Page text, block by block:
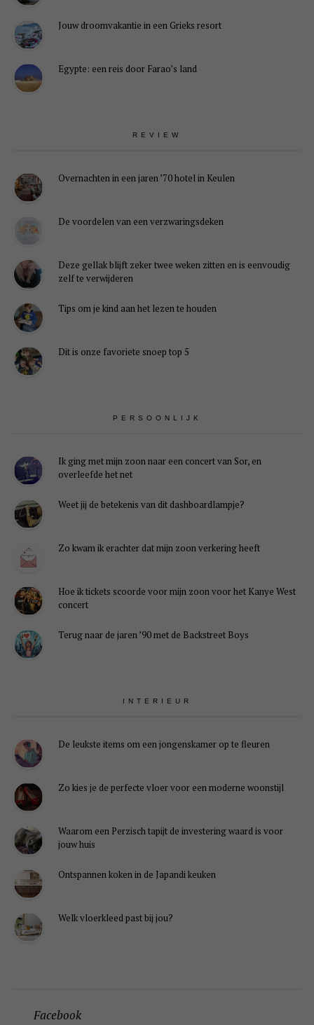
Jouw droomvakantie in een Grieks resort
Egypte: een reis door Farao’s land
REVIEW
Overnachten in een jaren ’70 hotel in Keulen
De voordelen van een verzwaringsdeken
Deze gellak blijft zeker twee weken zitten en is eenvoudig
zelf te verwijderen
Tips om je kind aan het lezen te houden
Dit is onze favoriete snoep top 5
PERSOONLIJK
Ik ging met mijn zoon naar een concert van Sor, en
overleefde het net
Weet jij de betekenis van dit dashboardlampje?
Zo kwam ik erachter dat mijn zoon verkering heeft
Hoe ik tickets scoorde voor mijn zoon voor het Kanye West
concert
Terug naar de jaren ’90 met de Backstreet Boys
INTERIEUR
De leukste items om een jongenskamer op te fleuren
Zo kies je de perfecte vloer voor een moderne woonstijl
Waarom een Perzisch tapijt de investering waard is voor
jouw huis
Ontspannen koken in de Japandi keuken
Welk vloerkleed past bij jou?
Facebook